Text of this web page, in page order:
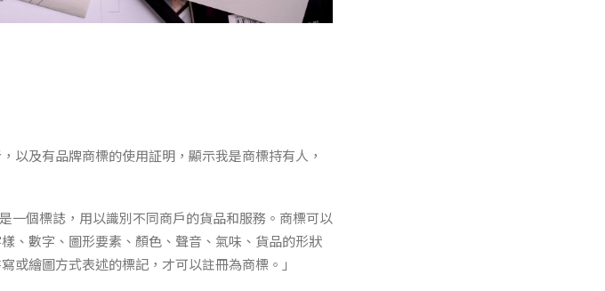
以及有品牌商標的使用証明，顯示我是商標持有人，
一個標誌，用以識別不同商戶的貨品和服務。商標可以
、數字、圖形要素、顏色、聲音、氣味、貨品的形狀
或繪圖方式表述的標記，才可以註冊為商標。」